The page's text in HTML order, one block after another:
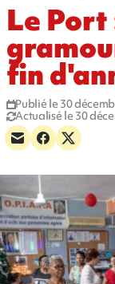
Le Port
fin
Publié le 30
Actualisé le 30